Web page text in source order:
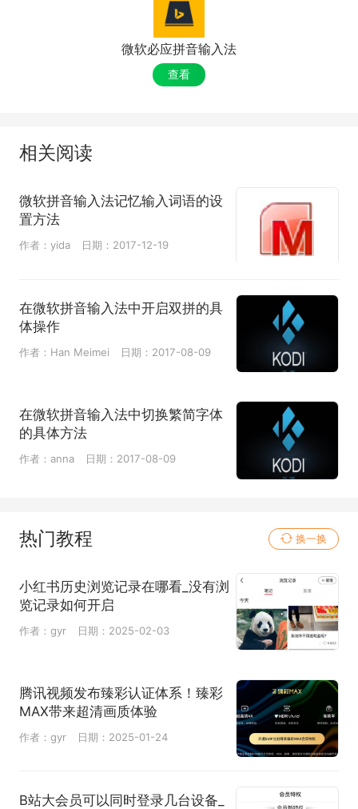
微软必应拼音输入法
查看
相关阅读
微软拼音输入法记忆输入词语的设
置方法
作者：yida 日期：2017-12-19
在微软拼音输入法中开启双拼的具
体操作
作者：Han Meimei 日期：2017-08-09
在微软拼音输入法中切换繁简字体
的具体方法
作者：anna 日期：2017-08-09
热门教程 换一换
小红书历史浏览记录在哪看_没有浏
览记录如何开启
作者：gyr 日期：2025-02-03
腾讯视频发布臻彩认证体系！臻彩
MAX带来超清画质体验
作者：gyr 日期：2025-01-24
B站大会员可以同时登录几台设备_